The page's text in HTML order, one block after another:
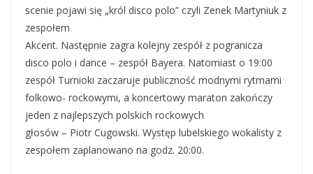
scenie pojawi się „król disco polo” czyli Zenek Martyniuk z
zespołem
Akcent. Następnie zagra kolejny zespół z pogranicza
disco polo i dance – zespół Bayera. Natomiast o 19:00
zespół Turnioki zaczaruje publiczność modnymi rytmami
folkowo- rockowymi, a koncertowy maraton zakończy
jeden z najlepszych polskich rockowych
głosów – Piotr Cugowski. Występ lubelskiego wokalisty z
zespołem zaplanowano na godz. 20:00.